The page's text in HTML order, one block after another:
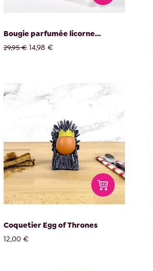
Bougie parfumée licorne...
29,95 € 14,98 €
Coquetier Egg of Thrones
12,00 €